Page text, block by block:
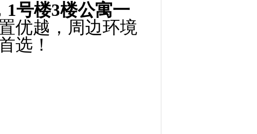
1号楼3楼公寓一
优越，周边环境
选！